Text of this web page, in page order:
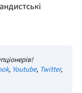
, Youtube, Twitter,